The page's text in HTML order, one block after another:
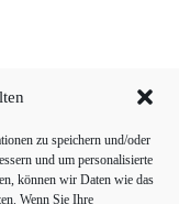
zu speichern und/oder
und um personalisierte
können wir Daten wie das
Wenn Sie Ihre